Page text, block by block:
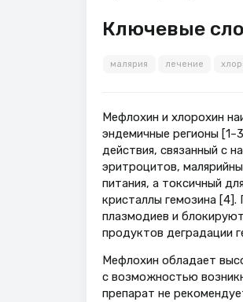
Ключевые
малярия лечение
Мефлохин и хлорохин
эндемичные регионы
действия, связанный с
эритроцитов,
питания, а токсичный
кристаллы гемозина
плазмодиев и
продуктов деградации
Мефлохин обладает
с возможностью
препарат не